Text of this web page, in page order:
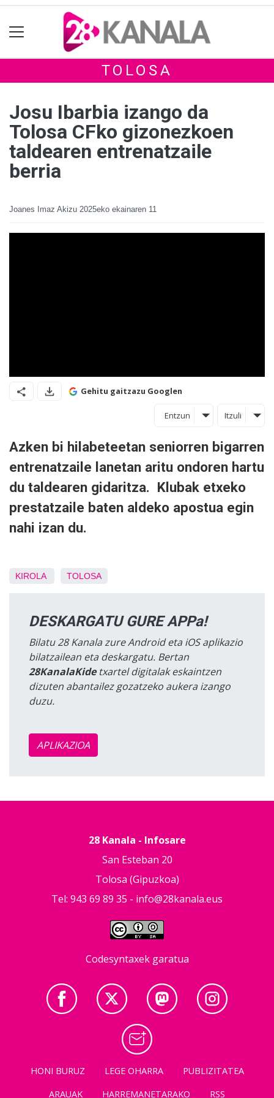
TOLOSA
Josu Ibarbia izango da
Tolosa CFko gizonezkoen
taldearen entrenatzaile
berria
Joanes Imaz Akizu 2025eko ekainaren 11
Gehitu gaitzazu Googlen
Entzun Itzuli
Azken bi hilabeteetan seniorren bigarren
entrenatzaile lanetan aritu ondoren hartu
du taldearen gidaritza. Klubak etxeko
prestatzaile baten aldeko apostua egin
nahi izan du.
KIROLA TOLOSA
DESKARGATU GURE APPa!
Bilatu 28 Kanala zure Android eta iOS aplikazio
bilatzailean eta deskargatu. Bertan
28KanalaKidetxartel digitalak eskaintzen
dizuten abantailez gozatzeko aukera izango
duzu.
APLIKAZIOA
28 Kanala - Infosare
San Esteban 20
Tolosa (Gipuzkoa)
Tel: 943 69 89 35 - info@28kanala.eus
Codesyntaxek garatua
HONI BURUZ LEGE OHARRA
PUBLIZITATEA
ARAUAK
HARREMANETARAKO RSS